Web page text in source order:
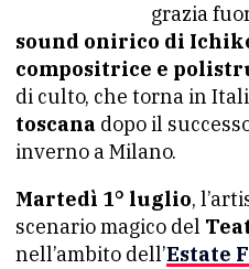
grazia
sound onirico di
compositrice e
di culto, che torna in
toscana dopo il
inverno a Milano.
Martedì 1° luglio,
scenario magico del
nell’ambito dell’Estate